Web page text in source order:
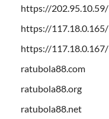
https://202.95.10.59/
https://117.18.0.165/
https://117.18.0.167/
ratubola88.com
ratubola88.org
ratubola88.net